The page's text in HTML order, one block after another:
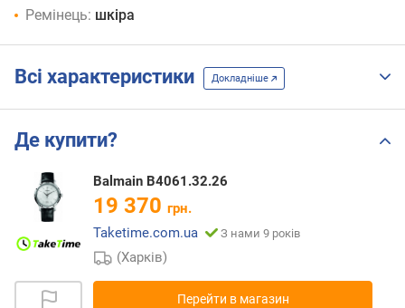
Ремінець: шкіра
Всі характеристики Докладніше
Де купити?
Balmain B4061.32.26
19 370 грн.
Taketime.com.ua
З нами 9 років
(Харків)
Перейти в магазин